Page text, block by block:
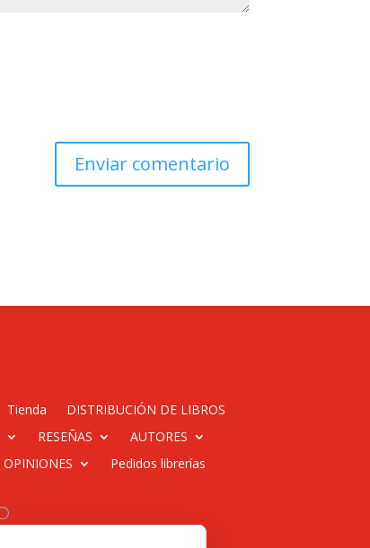
Tienda
DISTRIBUCIÓN DE LIBROS
RESEÑAS
AUTORES
OPINIONES
Pedidos librerías